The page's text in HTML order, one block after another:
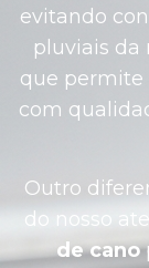
evitando
pluviais da
que permite
com
Outro
do nosso
de cano